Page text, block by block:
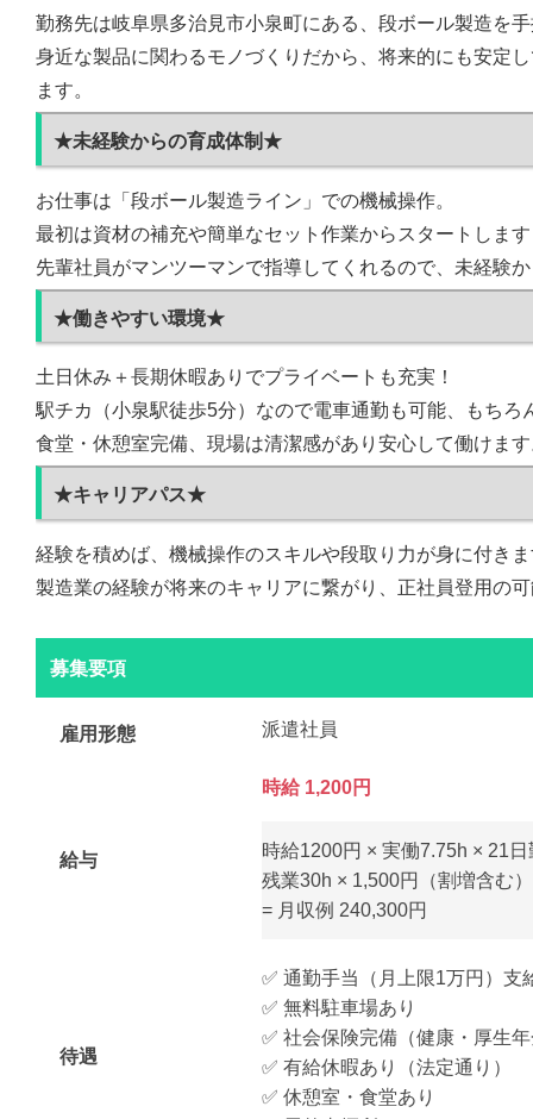
勤務先は岐阜県多治見市小泉町にある、段ボール製造を
身近な製品に関わるモノづくりだから、将来的にも安定
ます。
★未経験からの育成体制★
お仕事は「段ボール製造ライン」での機械操作。
最初は資材の補充や簡単なセット作業からスタートしま
先輩社員がマンツーマンで指導してくれるので、未経験
★働きやすい環境★
土日休み＋長期休暇ありでプライベートも充実！
駅チカ（小泉駅徒歩5分）なので電車通勤も可能、もちろ
食堂・休憩室完備、現場は清潔感があり安心して働けま
★キャリアパス★
経験を積めば、機械操作のスキルや段取り力が身に付き
製造業の経験が将来のキャリアに繋がり、正社員登用の
募集要項
雇用形態 派遣社員
給与
時給 1,200円
時給1200円 × 実働7.75h × 21
残業30h × 1,500円（割増含む
= 月収例 240,300円
待遇
✅ 通勤手当（月上限1万円）支
✅ 無料駐車場あり
✅ 社会保険完備（健康・厚生
✅ 有給休暇あり（法定通り）
✅ 休憩室・食堂あり